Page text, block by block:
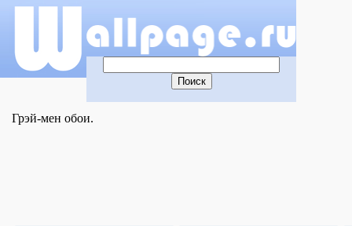
Грэй-мен обои.